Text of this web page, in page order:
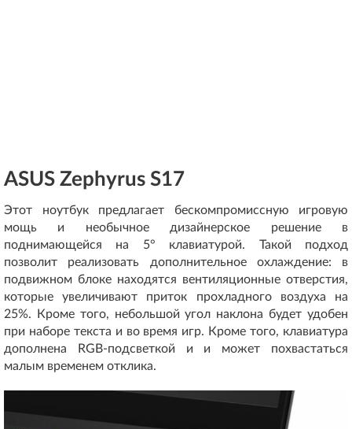
ASUS Zephyrus S17
Этот ноутбук предлагает бескомпромиссную игровую
мощь и необычное дизайнерское решение в
поднимающейся на 5° клавиатурой. Такой подход
позволит реализовать дополнительное охлаждение: в
подвижном блоке находятся вентиляционные отверстия,
которые увеличивают приток прохладного воздуха на
25%. Кроме того, небольшой угол наклона будет удобен
при наборе текста и во время игр. Кроме того, клавиатура
дополнена RGB-подсветкой и и может похвастаться
малым временем отклика.